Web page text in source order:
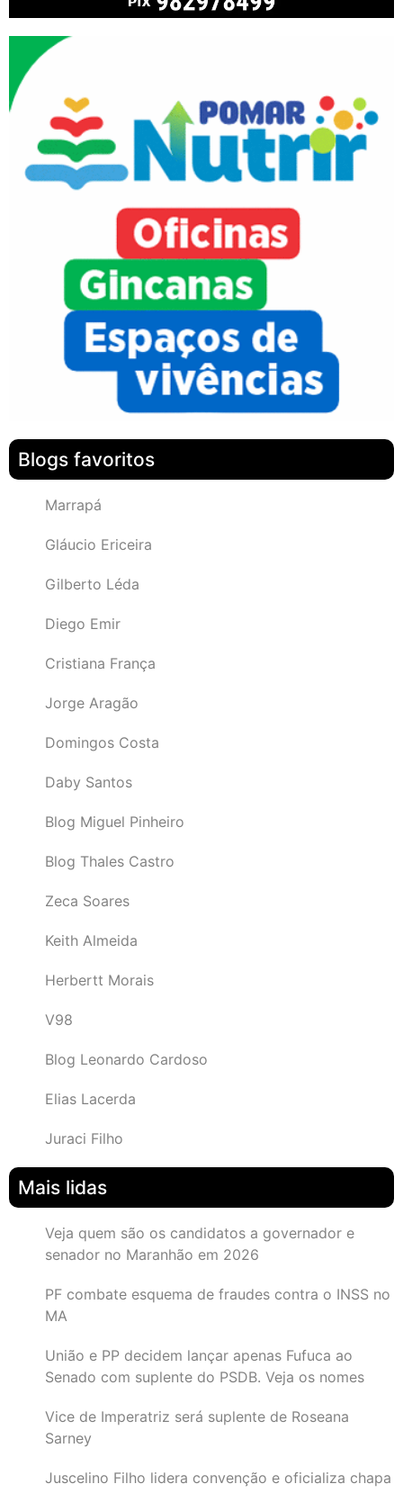
Blogs favoritos
Marrapá
Gláucio Ericeira
Gilberto Léda
Diego Emir
Cristiana França
Jorge Aragão
Domingos Costa
Daby Santos
Blog Miguel Pinheiro
Blog Thales Castro
Zeca Soares
Keith Almeida
Herbertt Morais
V98
Blog Leonardo Cardoso
Elias Lacerda
Juraci Filho
Mais lidas
Veja quem são os candidatos a governador e
senador no Maranhão em 2026
PF combate esquema de fraudes contra o INSS no
MA
União e PP decidem lançar apenas Fufuca ao
Senado com suplente do PSDB. Veja os nomes
Vice de Imperatriz será suplente de Roseana
Sarney
Juscelino Filho lidera convenção e oficializa chapa